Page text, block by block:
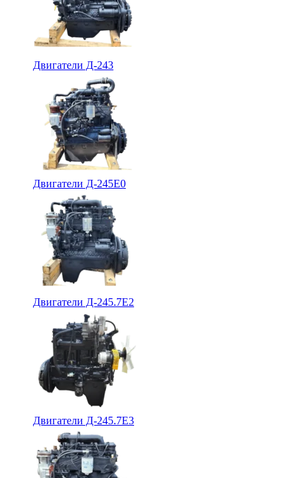
Двигатели Д-243
Двигатели Д-245Е0
Двигатели Д-245.7Е2
Двигатели Д-245.7Е3